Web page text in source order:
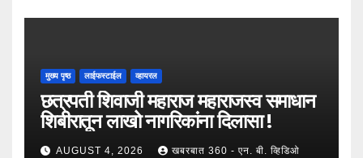
मुख्य पृष्ठ लाईफस्टाईल व्हायरल
छत्रपती शिवाजी महाराज महाराजस्व समाधान
शिबीरातून लाखो नागरिकांना दिलासा !
AUGUST 4, 2026 खबरबात 360 - एन. बी. व्हिडिओ